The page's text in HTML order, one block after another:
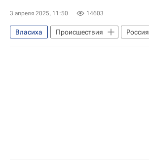
3 апреля 2025, 11:50 14603
Власиха Происшествия
Россия
Следственный комитет России (СК РФ)